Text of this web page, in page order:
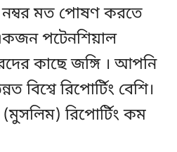
মত পোষণ করতে
পটেনশিয়াল
কাছে জঙ্গি । আপনি
রিপোর্টিং বেশি।
রিপোর্টিং কম